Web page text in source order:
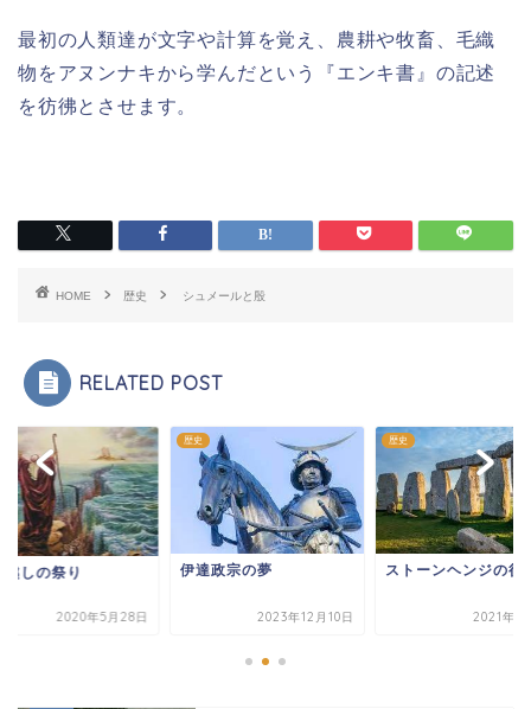
最初の人類達が文字や計算を覚え、農耕や牧畜、毛織
物をアヌンナキから学んだという『エンキ書』の記述
を彷彿とさせます。
HOME 歴史 シュメールと殷
RELATED POST
越しの祭り
2020年5月28日
歴史
伊達政宗の夢
2023年12月10日
歴史
ストーンヘンジの役
2021年1